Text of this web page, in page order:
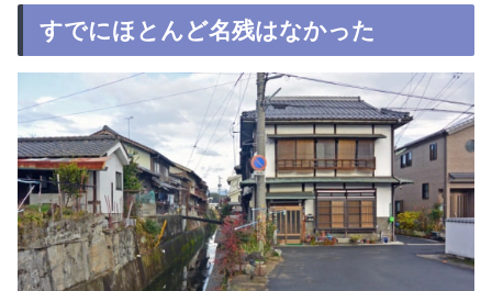
すでにほとんど名残はなかった